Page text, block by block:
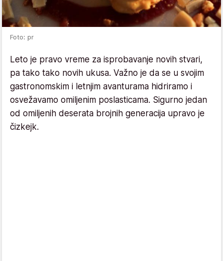
Foto: pr
Leto je pravo vreme za isprobavanje novih stvari,
pa tako tako novih ukusa. Važno je da se u svojim
gastronomskim i letnjim avanturama hidriramo i
osvežavamo omiljenim poslasticama. Sigurno jedan
od omiljenih deserata brojnih generacija upravo je
čizkejk.